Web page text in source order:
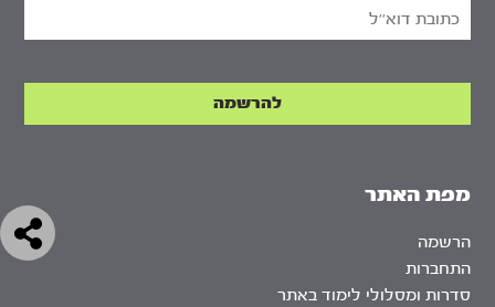
מפת האתר
הרשמה
התחברות
סדרות ומסלולי לימוד באתר